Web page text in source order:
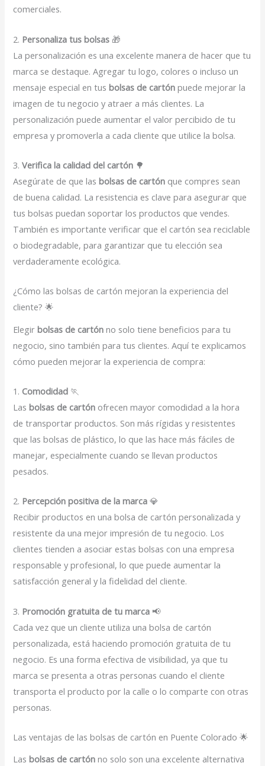
comerciales.
2. Personaliza tus bolsas 🎁
La personalización es una excelente manera de hacer que tu
marca se destaque. Agregar tu logo, colores o incluso un
mensaje especial en tusbolsas de cartón puede mejorar la
imagen de tu negocio y atraer a más clientes. La
personalización puede aumentar el valor percibido de tu
empresa y promoverla a cada cliente que utilice la bolsa.
3.Verifica la calidad del cartón 🌳
Asegúrate de que lasbolsas de cartón que compres sean
de buena calidad. La resistencia es clave para asegurar que
tus bolsas puedan soportar los productos que vendes.
También es importante verificar que el cartón sea reciclable
o biodegradable, para garantizar que tu elección sea
verdaderamente ecológica.
¿Cómo las bolsas de cartón mejoran la experiencia del
cliente? 🌟
Elegirbolsas de cartón no solo tiene beneficios para tu
negocio, sino también para tus clientes. Aquí te explicamos
cómo pueden mejorar la experiencia de compra:
1. Comodidad 🏃
Lasbolsas de cartón ofrecen mayor comodidad a la hora
de transportar productos. Son más rígidas y resistentes
que las bolsas de plástico, lo que las hace más fáciles de
manejar, especialmente cuando se llevan productos
pesados.
2. Percepción positiva de la marca 💎
Recibir productos en una bolsa de cartón personalizada y
resistente da una mejor impresión de tu negocio. Los
clientes tienden a asociar estas bolsas con una empresa
responsable y profesional, lo que puede aumentar la
satisfacción general y la fidelidad del cliente.
3. Promoción gratuita de tu marca 📢
Cada vez que un cliente utiliza una bolsa de cartón
personalizada, está haciendo promoción gratuita de tu
negocio. Es una forma efectiva de visibilidad, ya que tu
marca se presenta a otras personas cuando el cliente
transporta el producto por la calle o lo comparte con otras
personas.
Las ventajas de las bolsas de cartón en Puente Colorado 🌟
Lasbolsas de cartón no solo son una excelente alternativa